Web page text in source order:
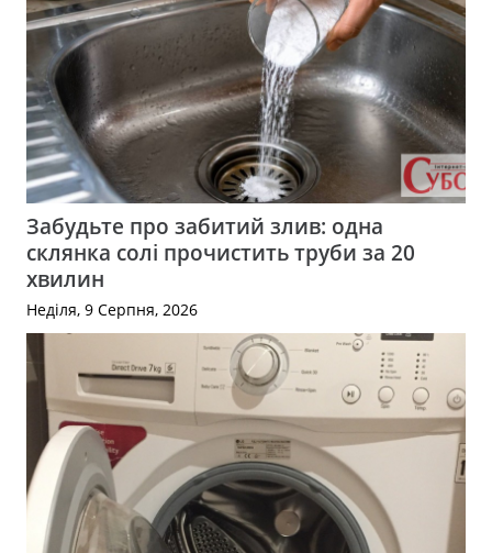
Забудьте про забитий злив: одна
склянка солі прочистить труби за 20
хвилин
Неділя, 9 Серпня, 2026